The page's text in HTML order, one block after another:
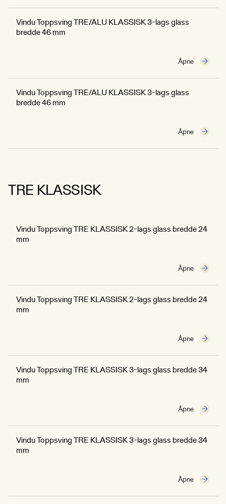
Vindu Toppsving TRE/ALU KLASSISK 3-lags glass
bredde 46 mm
Åpne
Vindu Toppsving TRE/ALU KLASSISK 3-lags glass
bredde 46 mm
Åpne
TRE KLASSISK
Vindu Toppsving TRE KLASSISK 2-lags glass bredde 24
mm
Åpne
Vindu Toppsving TRE KLASSISK 2-lags glass bredde 24
mm
Åpne
Vindu Toppsving TRE KLASSISK 3-lags glass bredde 34
mm
Åpne
Vindu Toppsving TRE KLASSISK 3-lags glass bredde 34
mm
Åpne